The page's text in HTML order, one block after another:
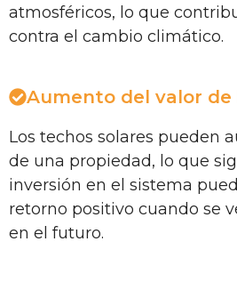
atmosféricos, lo que
contra el cambio climático.
Aumento del valor de
Los techos solares pueden
de una propiedad, lo que
inversión en el sistema
retorno positivo cuando se
en el futuro.